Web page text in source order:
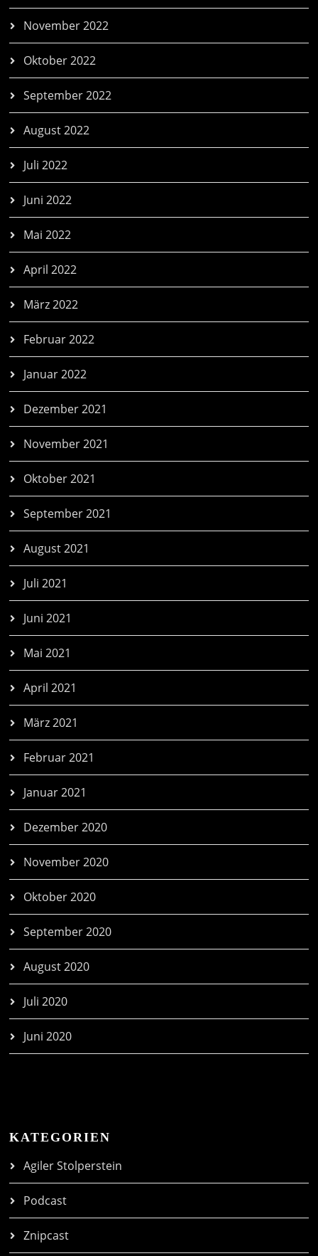
November 2022
Oktober 2022
September 2022
August 2022
Juli 2022
Juni 2022
Mai 2022
April 2022
März 2022
Februar 2022
Januar 2022
Dezember 2021
November 2021
Oktober 2021
September 2021
August 2021
Juli 2021
Juni 2021
Mai 2021
April 2021
März 2021
Februar 2021
Januar 2021
Dezember 2020
November 2020
Oktober 2020
September 2020
August 2020
Juli 2020
Juni 2020
KATEGORIEN
Agiler Stolperstein
Podcast
Znipcast